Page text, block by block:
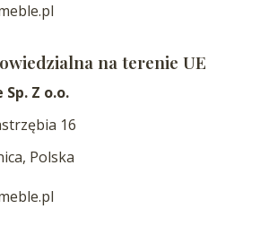
na terenie UE
Z o.o.
16
Polska